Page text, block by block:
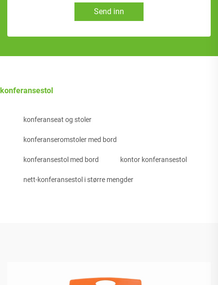
Send inn
konferansestol
konferanseat og stoler
konferanseromstoler med bord
konferansestol med bord kontor konferansestol
nett-konferansestol i større mengder